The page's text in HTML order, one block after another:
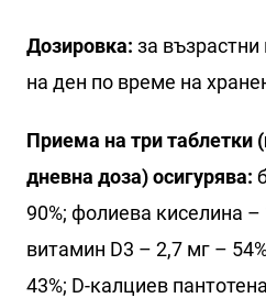
Дозировка: за възрастни
на ден по време на
Приема на три таблетки
дневна доза) осигурява:
90%; фолиева киселина –
витамин D3 – 2,7 мг –
43%; D-калциев